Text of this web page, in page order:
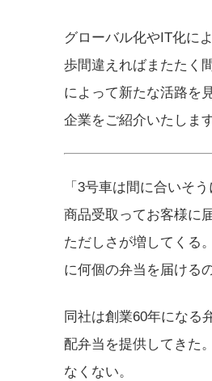
グローバル化やIT化に
歩間違えればまたたく
によって新たな活路を
企業をご紹介いたします
「3号車は間に合いそ
商品受取ってお客様に
ただしさが増してくる
に何個の弁当を届ける
同社は創業60年になる
配弁当を提供してきた
なくない。